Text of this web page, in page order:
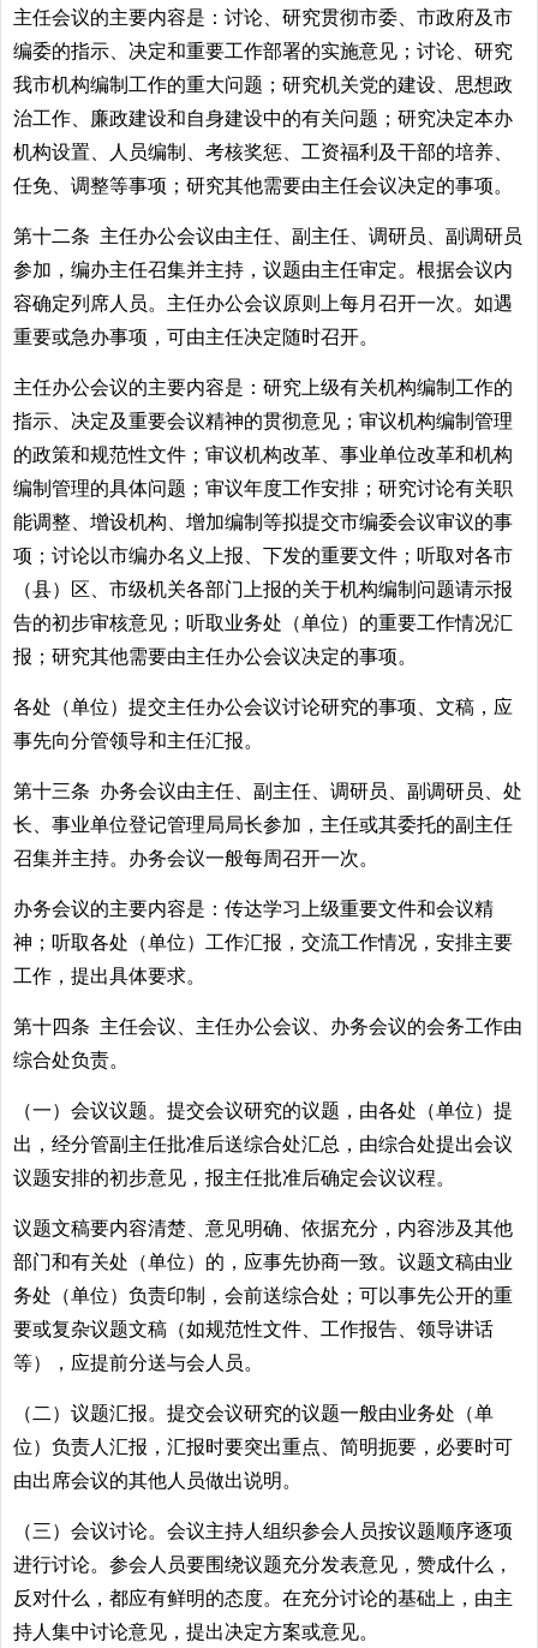
主任会议的主要内容是：讨论、研究贯彻市委、市政府及市
编委的指示、决定和重要工作部署的实施意见；讨论、研究
我市机构编制工作的重大问题；研究机关党的建设、思想政
治工作、廉政建设和自身建设中的有关问题；研究决定本办
机构设置、人员编制、考核奖惩、工资福利及干部的培养、
任免、调整等事项；研究其他需要由主任会议决定的事项。
第十二条 主任办公会议由主任、副主任、调研员、副调研员
参加，编办主任召集并主持，议题由主任审定。根据会议内
容确定列席人员。主任办公会议原则上每月召开一次。如遇
重要或急办事项，可由主任决定随时召开。
主任办公会议的主要内容是：研究上级有关机构编制工作的
指示、决定及重要会议精神的贯彻意见；审议机构编制管理
的政策和规范性文件；审议机构改革、事业单位改革和机构
编制管理的具体问题；审议年度工作安排；研究讨论有关职
能调整、增设机构、增加编制等拟提交市编委会议审议的事
项；讨论以市编办名义上报、下发的重要文件；听取对各市
（县）区、市级机关各部门上报的关于机构编制问题请示报
告的初步审核意见；听取业务处（单位）的重要工作情况汇
报；研究其他需要由主任办公会议决定的事项。
各处（单位）提交主任办公会议讨论研究的事项、文稿，应
事先向分管领导和主任汇报。
第十三条 办务会议由主任、副主任、调研员、副调研员、处
长、事业单位登记管理局局长参加，主任或其委托的副主任
召集并主持。办务会议一般每周召开一次。
办务会议的主要内容是：传达学习上级重要文件和会议精
神；听取各处（单位）工作汇报，交流工作情况，安排主要
工作，提出具体要求。
第十四条 主任会议、主任办公会议、办务会议的会务工作由
综合处负责。
（一）会议议题。提交会议研究的议题，由各处（单位）提
出，经分管副主任批准后送综合处汇总，由综合处提出会议
议题安排的初步意见，报主任批准后确定会议议程。
议题文稿要内容清楚、意见明确、依据充分，内容涉及其他
部门和有关处（单位）的，应事先协商一致。议题文稿由业
务处（单位）负责印制，会前送综合处；可以事先公开的重
要或复杂议题文稿（如规范性文件、工作报告、领导讲话
等），应提前分送与会人员。
（二）议题汇报。提交会议研究的议题一般由业务处（单
位）负责人汇报，汇报时要突出重点、简明扼要，必要时可
由出席会议的其他人员做出说明。
（三）会议讨论。会议主持人组织参会人员按议题顺序逐项
进行讨论。参会人员要围绕议题充分发表意见，赞成什么，
反对什么，都应有鲜明的态度。在充分讨论的基础上，由主
持人集中讨论意见，提出决定方案或意见。